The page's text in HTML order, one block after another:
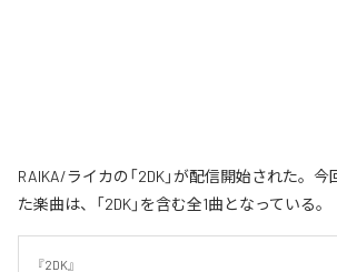
RAIKA/ライカの「2DK」が配信開始された。
た楽曲は、「2DK」を含む全1曲となっている。
『2DK』